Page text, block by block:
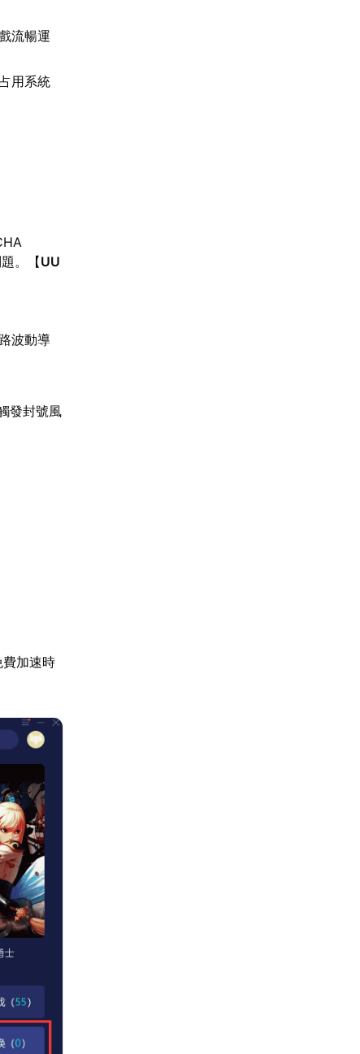
流暢運
用系統
。【UU
波動導
發封號風
加速時